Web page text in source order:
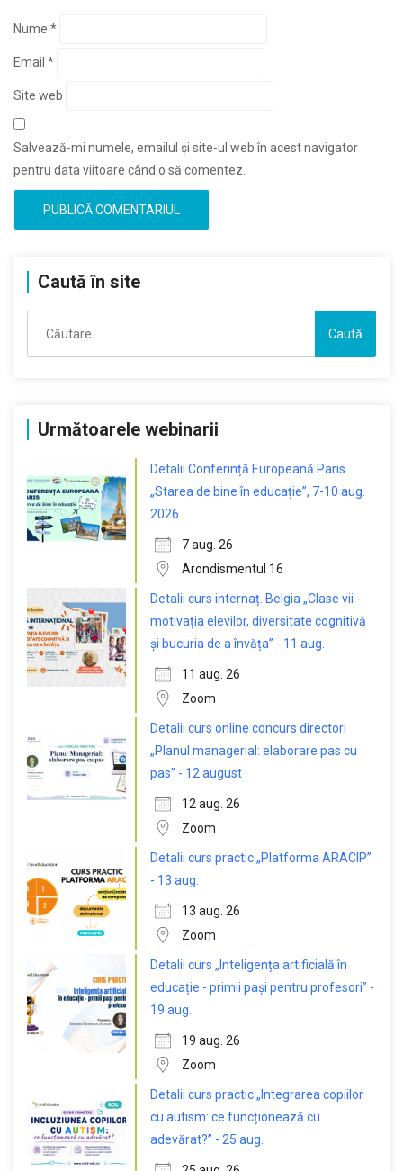
Nume *
Email *
Site web
Salvează-mi numele, emailul și site-ul web în acest navigator
pentru data viitoare când o să comentez.
Caută în site
după:
Următoarele webinarii
Detalii Conferință Europeană Paris
„Starea de bine în educație”, 7-10 aug.
2026
7 aug. 26
Arondismentul 16
Detalii curs internaț. Belgia „Clase vii -
motivația elevilor, diversitate cognitivă
și bucuria de a învăța” - 11 aug.
11 aug. 26
Zoom
Detalii curs online concurs directori
„Planul managerial: elaborare pas cu
pas” - 12 august
12 aug. 26
Zoom
Detalii curs practic „Platforma ARACIP”
- 13 aug.
13 aug. 26
Zoom
Detalii curs „Inteligența artificială în
educație - primii pași pentru profesori” -
19 aug.
19 aug. 26
Zoom
Detalii curs practic „Integrarea copiilor
cu autism: ce funcționează cu
adevărat?” - 25 aug.